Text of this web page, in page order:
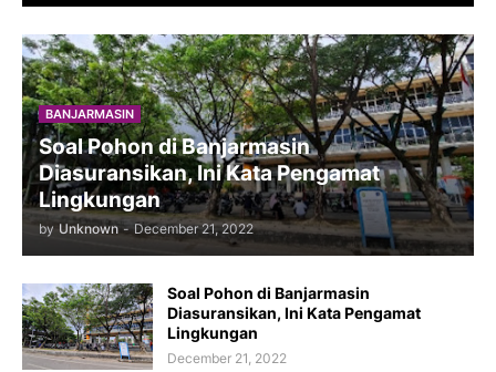
BANJARMASIN
Soal Pohon di Banjarmasin
Diasuransikan, Ini Kata Pengamat
Lingkungan
by Unknown - December 21, 2022
Soal Pohon di Banjarmasin
Diasuransikan, Ini Kata Pengamat
Lingkungan
December 21, 2022